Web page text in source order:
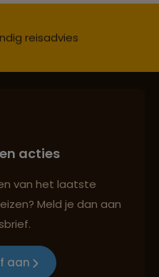
reisadvies
vrijheid
acties
van het laatste
Meld je dan aan
aan